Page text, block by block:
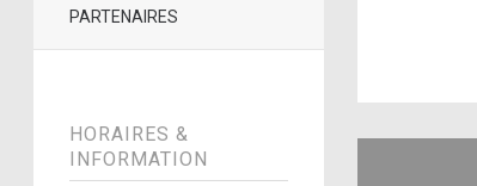
PARTENAIRES
HORAIRES &
INFORMATION